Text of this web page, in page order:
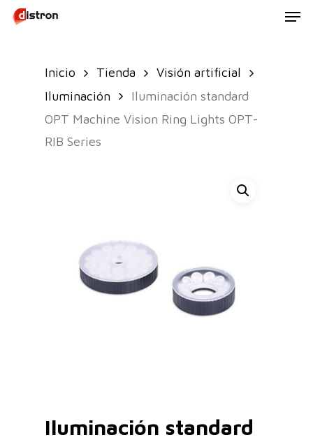
Skip
Inicio Tienda
Visión artificial
Iluminación
Iluminación standard
OPT Machine Vision Ring Lights OPT-
RIB Series
Iluminación standard